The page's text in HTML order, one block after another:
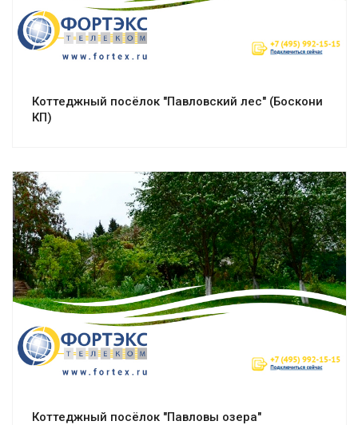
Коттеджный посёлок "Павловский лес" (Боскони
КП)
Смотреть проект
Коттеджный посёлок "Павловы озера"